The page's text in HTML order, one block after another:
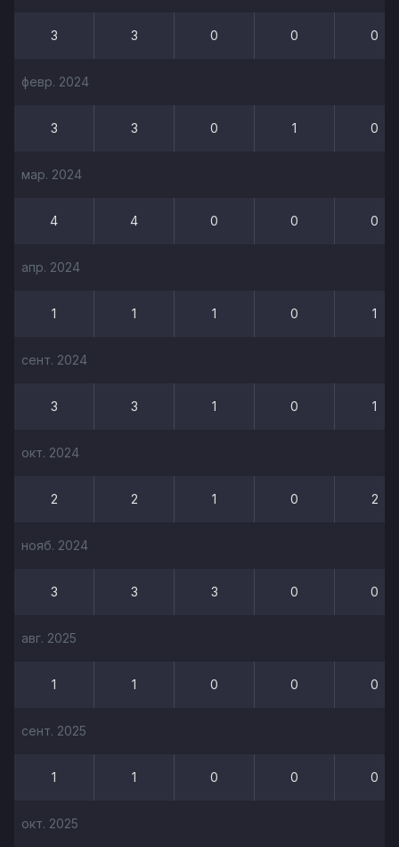
3 3 0 0 0
февр. 2024
3 3 0 1 0
мар. 2024
4 4 0 0 0
апр. 2024
1 1 1 0 1
сент. 2024
3 3 1 0 1
окт. 2024
2 2 1 0 2
нояб. 2024
3 3 3 0 0
авг. 2025
1 1 0 0 0
сент. 2025
1 1 0 0 0
окт. 2025